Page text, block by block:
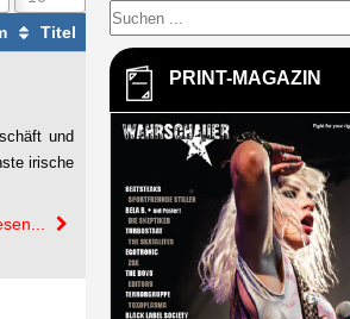
Titel
und
irische
PRINT-MAGAZIN